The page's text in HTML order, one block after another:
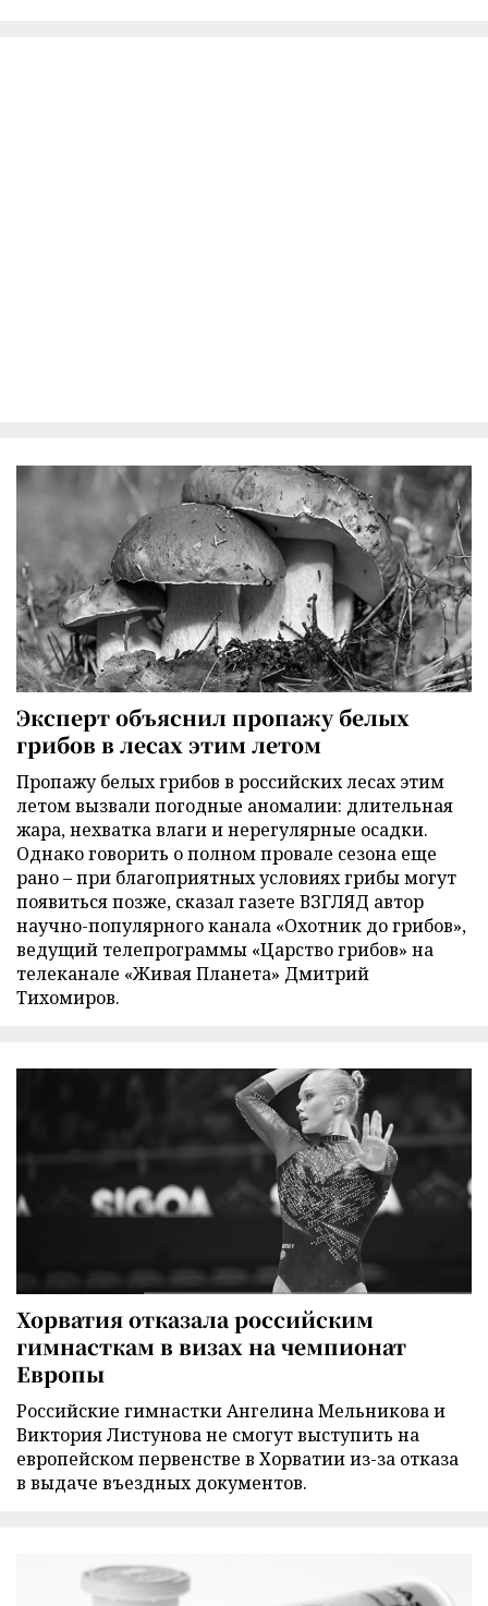
Эксперт объяснил пропажу белых
грибов в лесах этим летом
Пропажу белых грибов в российских лесах этим
летом вызвали погодные аномалии: длительная
жара, нехватка влаги и нерегулярные осадки.
Однако говорить о полном провале сезона еще
рано – при благоприятных условиях грибы могут
появиться позже, сказал газете ВЗГЛЯД автор
научно-популярного канала «Охотник до грибов»,
ведущий телепрограммы «Царство грибов» на
телеканале «Живая Планета» Дмитрий
Тихомиров.
Хорватия отказала российским
гимнасткам в визах на чемпионат
Европы
Российские гимнастки Ангелина Мельникова и
Виктория Листунова не смогут выступить на
европейском первенстве в Хорватии из-за отказа
в выдаче въездных документов.